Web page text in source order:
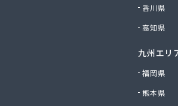
田邊工業株式会社 佐野工場
田邊工業株式会社 足利営業所
東京ガスエネルギー株式会社 宇都
東上ガス株式会社 真岡営業所
香川県
高知県
九州エリ
福岡県
熊本県